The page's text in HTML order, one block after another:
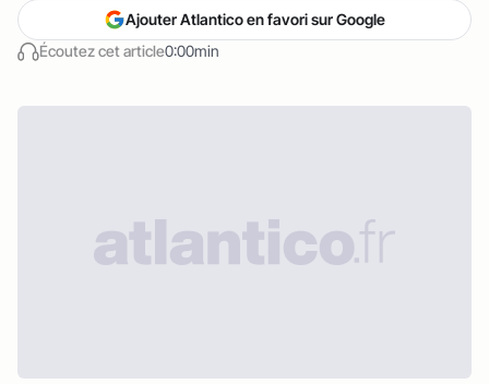
Écoutez cet article0:00min
Ajouter Atlantico en favori sur Google